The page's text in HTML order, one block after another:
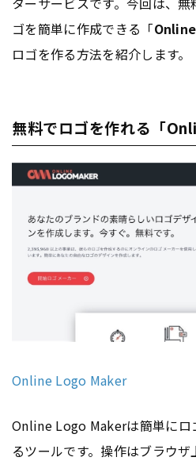
ゴを簡単に作成できる「
ロゴを作る方法を紹介します。
無料でロゴを作れる「
Online Logo Maker
Online Logo Makerは簡単にロ
るツールです。操作はブラウ